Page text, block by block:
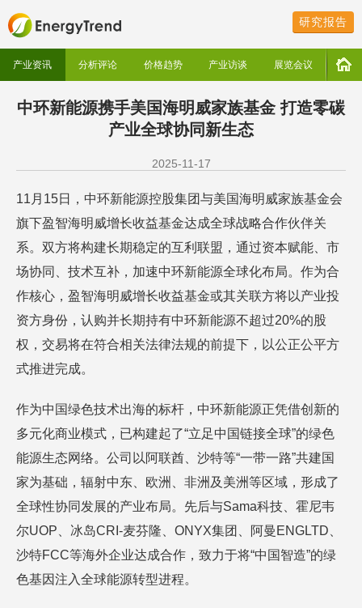
研究报告
产业资讯 分析评论 价格趋势 产业访谈 展览会议
中环新能源携手美国海明威家族基金 打造零碳
产业全球协同新生态
2025-11-17
11月15日，中环新能源控股集团与美国海明威家族基金会
旗下盈智海明威增长收益基金达成全球战略合作伙伴关
系。双方将构建长期稳定的互利联盟，通过资本赋能、市
场协同、技术互补，加速中环新能源全球化布局。作为合
作核心，盈智海明威增长收益基金或其关联方将以产业投
资方身份，认购并长期持有中环新能源不超过20%的股
权，交易将在符合相关法律法规的前提下，以公正公平方
式推进完成。
作为中国绿色技术出海的标杆，中环新能源正凭借创新的
多元化商业模式，已构建起了“立足中国链接全球”的绿色
能源生态网络。公司以阿联酋、沙特等“一带一路”共建国
家为基础，辐射中东、欧洲、非洲及美洲等区域，形成了
全球性协同发展的产业布局。先后与Sama科技、霍尼韦
尔UOP、冰岛CRI-麦芬隆、ONYX集团、阿曼ENGLTD、
沙特FCC等海外企业达成合作，致力于将“中国智造”的绿
色基因注入全球能源转型进程。